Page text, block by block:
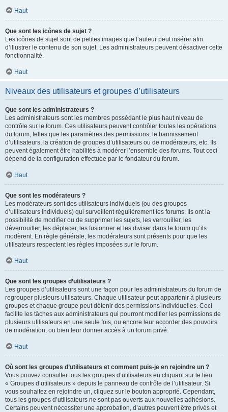
Haut
Que sont les icônes de sujet ?
Les icônes de sujet sont de petites images que l’auteur peut insérer afin
d’illustrer le contenu de son sujet. Les administrateurs peuvent désactiver cette
fonctionnalité.
Haut
Niveaux des utilisateurs et groupes d’utilisateurs
Que sont les administrateurs ?
Les administrateurs sont les membres possédant le plus haut niveau de
contrôle sur le forum. Ces utilisateurs peuvent contrôler toutes les opérations
du forum, telles que les paramètres des permissions, le bannissement
d’utilisateurs, la création de groupes d’utilisateurs ou de modérateurs, etc. Ils
peuvent également être habilités à modérer l’ensemble des forums. Tout ceci
dépend de la configuration effectuée par le fondateur du forum.
Haut
Que sont les modérateurs ?
Les modérateurs sont des utilisateurs individuels (ou des groupes
d’utilisateurs individuels) qui surveillent régulièrement les forums. Ils ont la
possibilité de modifier ou de supprimer les sujets, les verrouiller, les
déverrouiller, les déplacer, les fusionner et les diviser dans le forum qu’ils
modèrent. En règle générale, les modérateurs sont présents pour que les
utilisateurs respectent les règles imposées sur le forum.
Haut
Que sont les groupes d’utilisateurs ?
Les groupes d’utilisateurs sont une façon pour les administrateurs du forum de
regrouper plusieurs utilisateurs. Chaque utilisateur peut appartenir à plusieurs
groupes et chaque groupe peut détenir des permissions individuelles. Ceci
facilite les tâches aux administrateurs qui pourront modifier les permissions de
plusieurs utilisateurs en une seule fois, ou encore leur accorder des pouvoirs
de modération, ou bien leur donner accès à un forum privé.
Haut
Où sont les groupes d’utilisateurs et comment puis-je en rejoindre un ?
Vous pouvez consulter tous les groupes d’utilisateurs en cliquant sur le lien
« Groupes d’utilisateurs » depuis le panneau de contrôle de l’utilisateur. Si
vous souhaitez en rejoindre un, cliquez sur le bouton approprié. Cependant,
tous les groupes d’utilisateurs ne sont pas ouverts aux nouvelles adhésions.
Certains peuvent nécessiter une approbation, d’autres peuvent être privés et